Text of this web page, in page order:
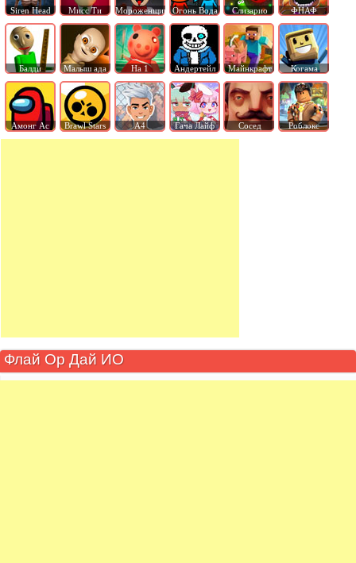
Siren Head Мисс Ти Мороженщик Огонь Вода Слизарио ФНАФ
Балди Малыш ада На 1 Андертейл Майнкрафт Когама
Амонг Ас Brawl Stars А4 Гача Лайф Сосед Роблокс
Флай Ор Дай ИО